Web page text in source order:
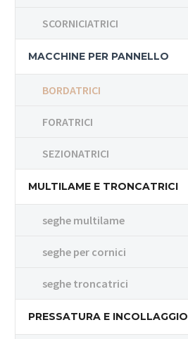
SCORNICIATRICI
MACCHINE PER PANNELLO
BORDATRICI
FORATRICI
SEZIONATRICI
MULTILAME E TRONCATRICI
seghe multilame
seghe per cornici
seghe troncatrici
PRESSATURA E INCOLLAGGIO